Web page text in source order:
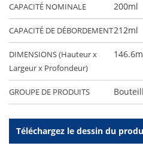
Téléchargez le dessin du
CAPACITÉ NOMINALE 200ml
CAPACITÉ DE DÉBORDEMENT212ml
DIMENSIONS (Hauteur x
Largeur x Profondeur)
GROUPE DE PRODUITS